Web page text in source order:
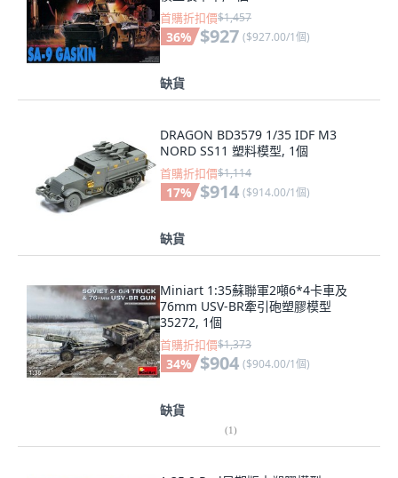
首購折扣價$1,457
36% $927 ($927.00/1個)
缺貨
DRAGON BD3579 1/35 IDF M3
NORD SS11 塑料模型, 1個
首購折扣價$1,114
17% $914 ($914.00/1個)
缺貨
Miniart 1:35蘇聯軍2噸6*4卡車及
76mm USV-BR牽引砲塑膠模型
35272, 1個
首購折扣價$1,373
34% $904 ($904.00/1個)
缺貨
(1)